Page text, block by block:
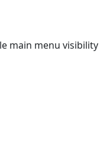
main menu visibility